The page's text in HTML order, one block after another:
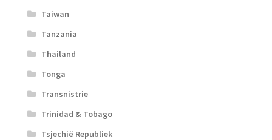
Taiwan
Tanzania
Thailand
Tonga
Transnistrie
Trinidad & Tobago
Tsjechië Republiek